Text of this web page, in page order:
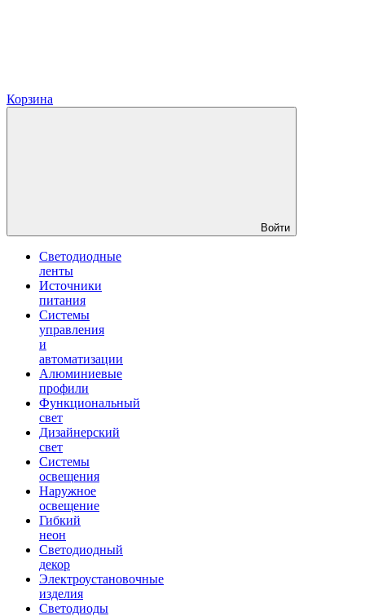
Корзина
Войти
Светодиодные
ленты
Источники
питания
Системы
управления
и
автоматизации
Алюминиевые
профили
Функциональный
свет
Дизайнерский
свет
Системы
освещения
Наружное
освещение
Гибкий
неон
Светодиодный
декор
Электроустановочные
изделия
Светодиоды